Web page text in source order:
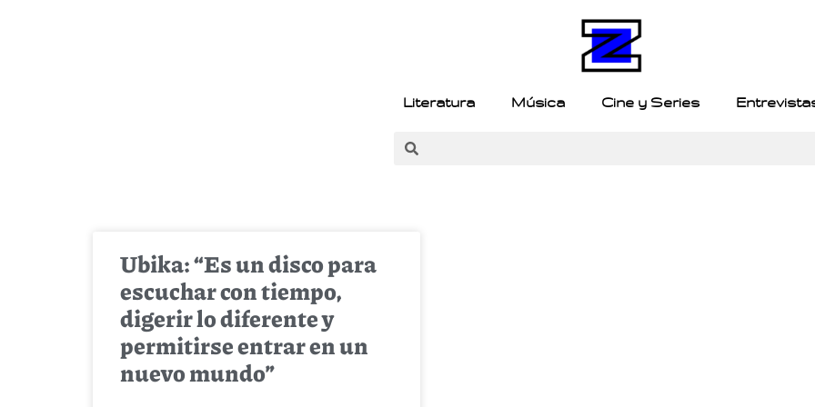
Literatura Música Cine y Series
Ubika: “Es un disco para
escuchar con tiempo,
digerir lo diferente y
permitirse entrar en un
nuevo mundo”